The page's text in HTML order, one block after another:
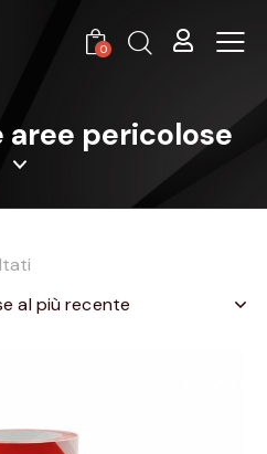
0
aree pericolose